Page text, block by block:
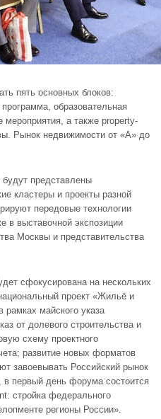
пять основных блоков:
образовательная
мероприятия, а также property-
Рынок недвижимости от «А» до
будут представлены
кластеры и проекты разной
передовые технологии
в выставочной экспозиции
Москвы и представительства
сфокусирована на нескольких
проект «Жильё и
рамках майского указа
от долевого строительства и
схему проектного
развитие новых форматов
завоевывать Российский рынок
в первый день форума состоится
стройка федерального
регионы России».